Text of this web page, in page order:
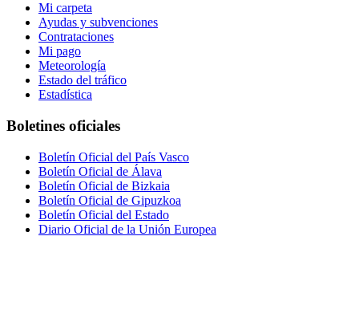
Mi carpeta
Ayudas y subvenciones
Contrataciones
Mi pago
Meteorología
Estado del tráfico
Estadística
Boletines oficiales
Boletín Oficial del País Vasco
Boletín Oficial de Álava
Boletín Oficial de Bizkaia
Boletín Oficial de Gipuzkoa
Boletín Oficial del Estado
Diario Oficial de la Unión Europea